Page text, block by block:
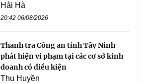
Hải Hà
20:42 06/08/2026
Thanh tra Công an tỉnh Tây Ninh
phát hiện vi phạm tại các cơ sở kinh
doanh có điều kiện
Thu Huyền